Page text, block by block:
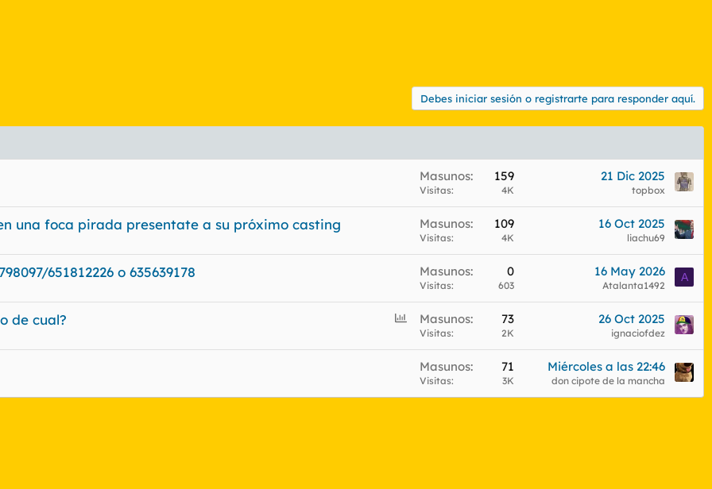
Debes iniciar sesión o registrarte para responder aquí.
Masunos 159
Visitas 4K
21 Dic 2025
topbox
una foca pirada presentate a su próximo casting Masunos 109
Visitas 4K
16 Oct 2025
liachu69
651812226 o 635639178 Masunos 0
Visitas 603
16 May 2026
Atalanta1492
A
E
c
s
de cual? Masunos 73
Visitas 2K
26 Oct 2025
ignaciofdez
Masunos 71
Visitas 3K
Miércoles a las 22:46
don cipote de la mancha